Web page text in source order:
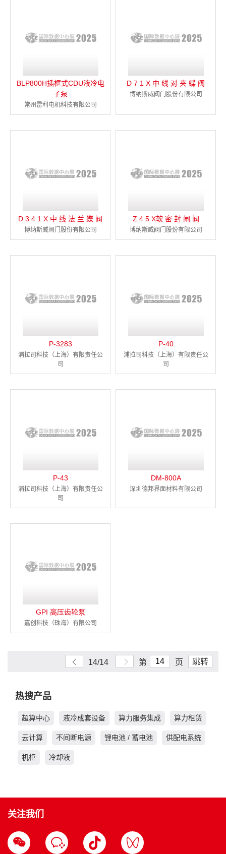
BLP800H插框式CDU液冷电
子泵
常州雷利电机科技有限公司
D 7 1 X 中 线 对 夹 蝶 阀
博纳斯威阀门股份有限公司
D 3 4 1 X 中 线 法 兰 蝶 阀
博纳斯威阀门股份有限公司
Z 4 5 X软 密 封 闸 阀
博纳斯威阀门股份有限公司
P-3283
浦拉司科技（上海）有限责任公
司
P-40
浦拉司科技（上海）有限责任公
司
P-43
浦拉司科技（上海）有限责任公
司
DM-800A
深圳德邦界面材料有限公司
GPI 高压齿轮泵
嘉创科技（珠海）有限公司
14/14 第 页 跳转
热搜产品
超算中心 液冷成套设备 算力服务集成 算力租赁
云计算 不间断电源 锂电池 / 蓄电池 供配电系统
机柜 冷却液
关注我们